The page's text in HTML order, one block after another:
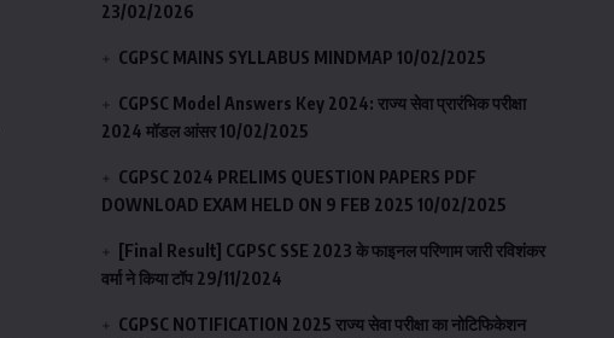
23/02/2026
CGPSC MAINS SYLLABUS MINDMAP 10/02/2025
CGPSC Model Answers Key 2024: राज्य सेवा प्रारंभिक परीक्षा
2024 मॉडल आंसर 10/02/2025
CGPSC 2024 PRELIMS QUESTION PAPERS PDF
DOWNLOAD EXAM HELD ON 9 FEB 2025 10/02/2025
[Final Result] CGPSC SSE 2023 के फाइनल परिणाम जारी रविशंकर
वर्मा ने किया टॉप 29/11/2024
CGPSC NOTIFICATION 2025 राज्य सेवा परीक्षा का नोटिफिकेशन